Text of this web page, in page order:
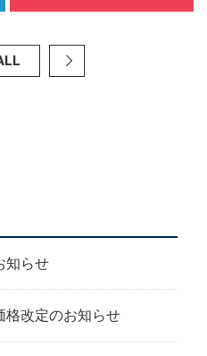
知らせ
格改定のお知らせ